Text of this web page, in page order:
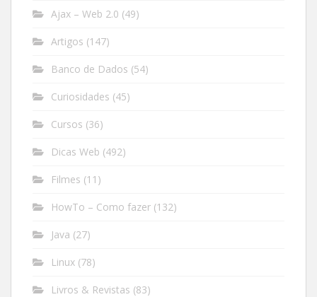
Ajax – Web 2.0 (49)
Artigos (147)
Banco de Dados (54)
Curiosidades (45)
Cursos (36)
Dicas Web (492)
Filmes (11)
HowTo – Como fazer (132)
Java (27)
Linux (78)
Livros & Revistas (83)